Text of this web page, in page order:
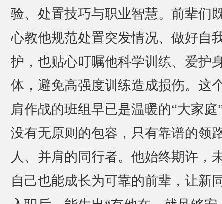
验、处置技巧与职业智慧。前辈们
心教他规范处置突发情况、做好自
护，也贴心叮嘱他科学训练、爱护
体，避免高强度训练造成损伤。这
肩作战的班组早已是温暖的“大家庭
没有无原则的包容，只有靠谱的领
人、并肩的同行者。他始终期许，
自己也能成长为可靠的前辈，让新